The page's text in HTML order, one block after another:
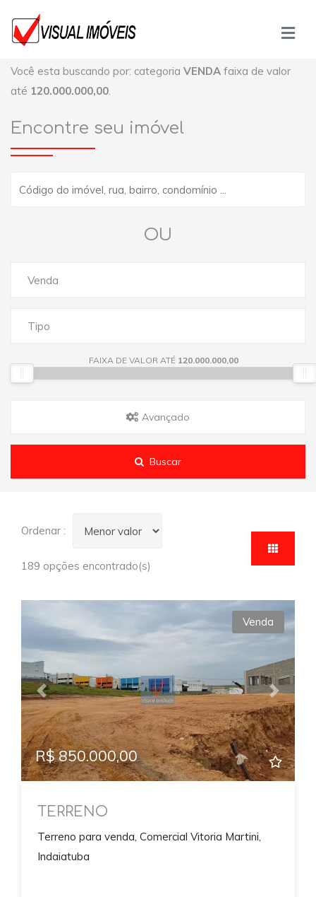
Você esta buscando por: categoria VENDA faixa de valor
até 120.000.000,00
Encontre seu imóvel
OU
Venda
Tipo
FAIXA DE VALOR ATÉ 120.000.000,00
Avançado
Buscar
Ordenar :
189 opções encontrado(s)
Previous Next
Venda
R$ 850.000,00
TERRENO
Terreno para venda, Comercial Vitoria Martini,
Indaiatuba